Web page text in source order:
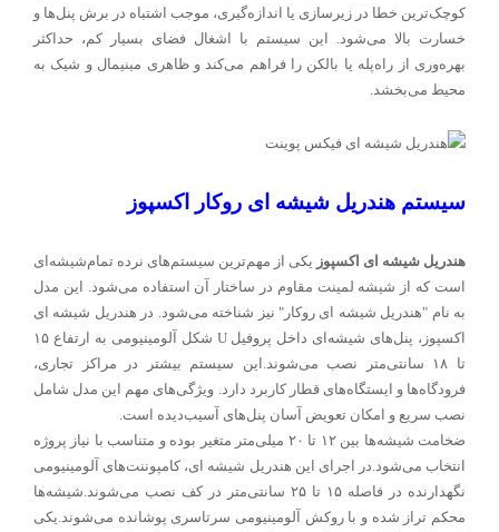
کوچک‌ترین خطا در زیرسازی یا اندازه‌گیری، موجب اشتباه در برش پنل‌ها و
خسارت بالا می‌شود. این سیستم با اشغال فضای بسیار کم، حداکثر
بهره‌وری از راه‌پله یا بالکن را فراهم می‌کند و ظاهری مینیمال و شیک به
محیط می‌بخشد.
سیستم هندریل شیشه ای روکار اکسپوز
هندریل شیشه ای اکسپوز یکی از مهم‌ترین سیستم‌های نرده تمام‌شیشه‌ای
است که از شیشه لمینت مقاوم در ساختار آن استفاده می‌شود. این مدل
به نام "هندریل شیشه ای روکار" نیز شناخته می‌شود. در هندریل شیشه ای
اکسپوز، پنل‌های شیشه‌ای داخل پروفیل U شکل آلومینیومی به ارتفاع ۱۵
تا ۱۸ سانتی‌متر نصب می‌شوند.این سیستم بیشتر در مراکز تجاری،
فرودگاه‌ها و ایستگاه‌های قطار کاربرد دارد. ویژگی‌های مهم این مدل شامل
نصب سریع و امکان تعویض آسان پنل‌های آسیب‌دیده است.
ضخامت شیشه‌ها بین ۱۲ تا ۲۰ میلی‌متر متغیر بوده و متناسب با نیاز پروژه
انتخاب می‌شود.در اجرای این هندریل شیشه ای، کامپوننت‌های آلومینیومی
نگهدارنده در فاصله ۱۵ تا ۲۵ سانتی‌متر در کف نصب می‌شوند.شیشه‌ها
محکم تراز شده و با روکش آلومینیومی سرتاسری پوشانده می‌شوند.یکی